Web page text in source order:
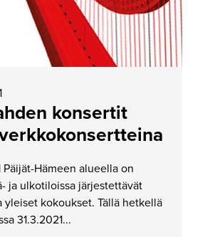
konsertit
Hämeen alueella on
ja ulkotiloissa järjestettävät
kokoukset. Tällä hetkellä
31.3.2021...